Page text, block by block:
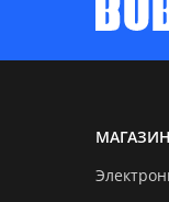
МАГАЗИН